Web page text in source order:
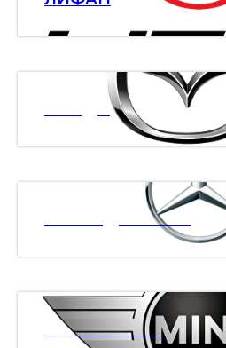
МЕРСЕДЕС БЕНЗ
МИНИ КУПЕР